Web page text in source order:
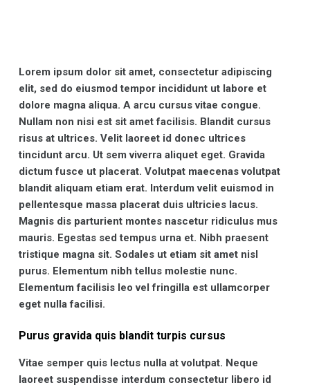
Lorem ipsum dolor sit amet, consectetur adipiscing
elit, sed do eiusmod tempor incididunt ut labore et
dolore magna aliqua. A arcu cursus vitae congue.
Nullam non nisi est sit amet facilisis. Blandit cursus
risus at ultrices. Velit laoreet id donec ultrices
tincidunt arcu. Ut sem viverra aliquet eget. Gravida
dictum fusce ut placerat. Volutpat maecenas volutpat
blandit aliquam etiam erat. Interdum velit euismod in
pellentesque massa placerat duis ultricies lacus.
Magnis dis parturient montes nascetur ridiculus mus
mauris. Egestas sed tempus urna et. Nibh praesent
tristique magna sit. Sodales ut etiam sit amet nisl
purus. Elementum nibh tellus molestie nunc.
Elementum facilisis leo vel fringilla est ullamcorper
eget nulla facilisi.
Purus gravida quis blandit turpis cursus
Vitae semper quis lectus nulla at volutpat. Neque
laoreet suspendisse interdum consectetur libero id